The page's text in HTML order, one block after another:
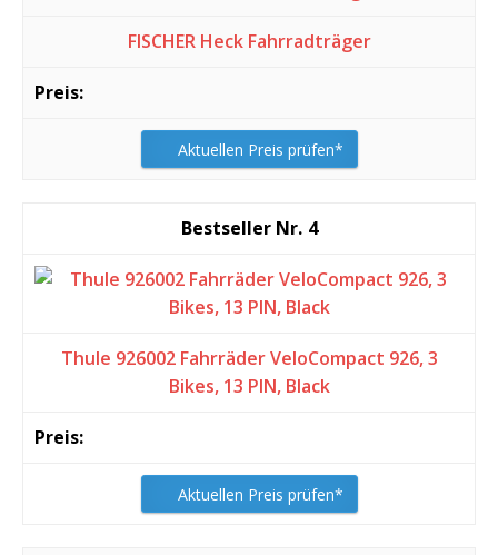
FISCHER Heck Fahrradträger
Aktuellen Preis prüfen*
4
Thule 926002 Fahrräder VeloCompact 926, 3
Bikes, 13 PIN, Black
Aktuellen Preis prüfen*